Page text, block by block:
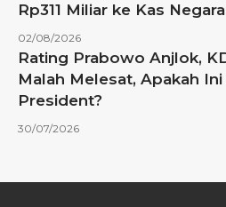
Rp311 Miliar ke Kas Negara
02/08/2026
Rating Prabowo Anjlok,
Malah Melesat, Apakah
President?
30/07/2026